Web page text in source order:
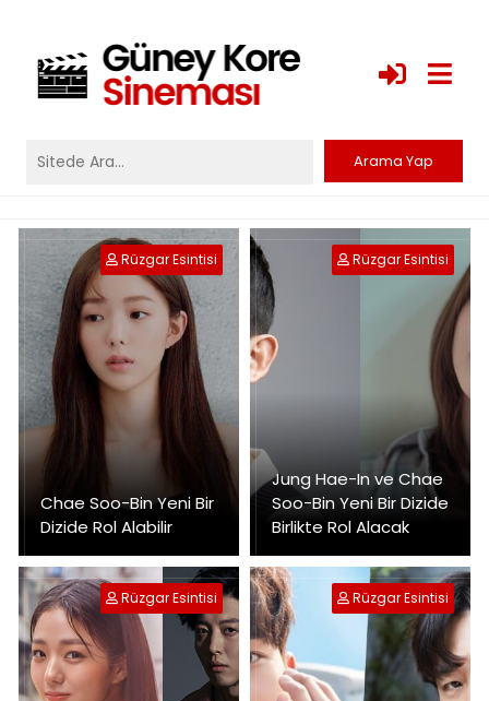
Chae Soo-Bin Yeni Bir
Dizide Rol Alabilir
Rüzgar Esintisi
Jung Hae-In ve Chae
Soo-Bin Yeni Bir Dizide
Birlikte Rol Alacak
Rüzgar Esintisi
Rüzgar Esintisi Rüzgar Esintisi